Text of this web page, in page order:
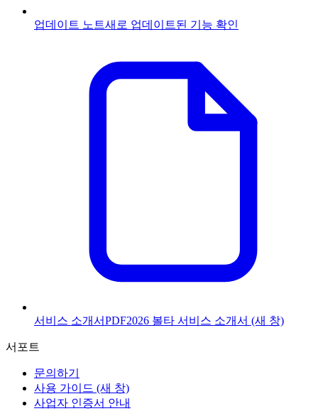
업데이트 노트새로 업데이트된 기능 확인
서비스 소개서PDF2026 볼타 서비스 소개서 (새 창)
서포트
문의하기
사용 가이드 (새 창)
사업자 인증서 안내